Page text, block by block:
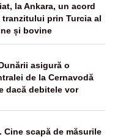
la Ankara, un acord
prin Turcia al
și bovine
asigură o
de la Cernavodă
dacă debitele vor
Cine scapă de măsurile